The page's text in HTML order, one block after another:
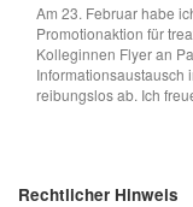
Am 23. Februar habe
Promotionaktion für
Kolleginnen Flyer an
Informationsaustausch
reibungslos ab. Ich
Rechtlicher Hinweis